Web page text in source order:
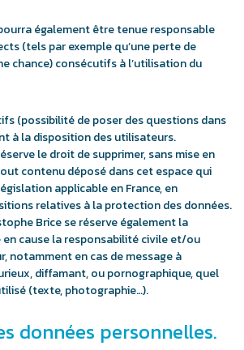
également être tenue responsable
(tels par exemple qu’une perte de
chance) consécutifs à l’utilisation du
(possibilité de poser des questions dans
à la disposition des utilisateurs.
le droit de supprimer, sans mise en
contenu déposé dans cet espace qui
applicable en France, en
relatives à la protection des données.
Brice se réserve également la
cause la responsabilité civile et/ou
notamment en cas de message à
diffamant, ou pornographique, quel
(texte, photographie…).
données personnelles.